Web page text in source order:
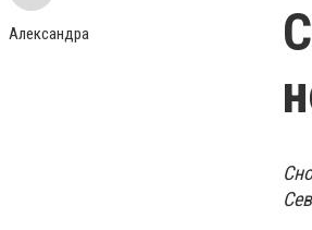
Александра